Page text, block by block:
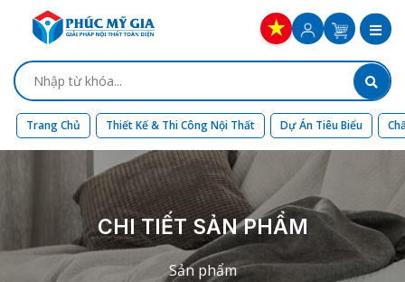
Trang Chủ Thiết Kế & Thi Công Nội Thất Dự Án Tiêu Biểu
CHI TIẾT SẢN PHẨM
Sản phẩm